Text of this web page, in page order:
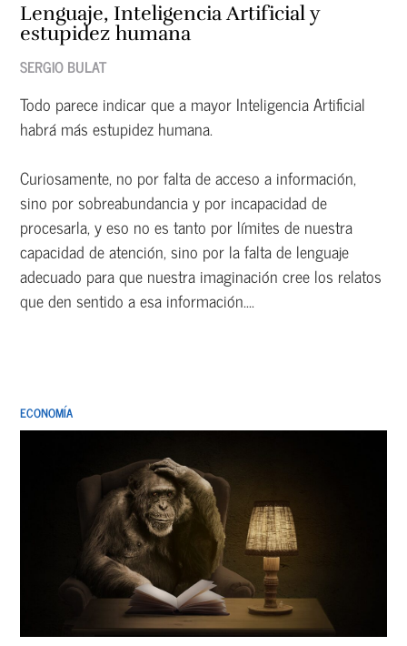
Lenguaje, Inteligencia Artificial y
estupidez humana
SERGIO BULAT
Todo parece indicar que a mayor Inteligencia Artificial
habrá más estupidez humana.
Curiosamente, no por falta de acceso a información,
sino por sobreabundancia y por incapacidad de
procesarla, y eso no es tanto por límites de nuestra
capacidad de atención, sino por la falta de lenguaje
adecuado para que nuestra imaginación cree los relatos
que den sentido a esa información....
ECONOMÍA